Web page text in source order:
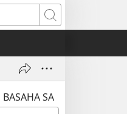
Pangitaa
BASAHA SA